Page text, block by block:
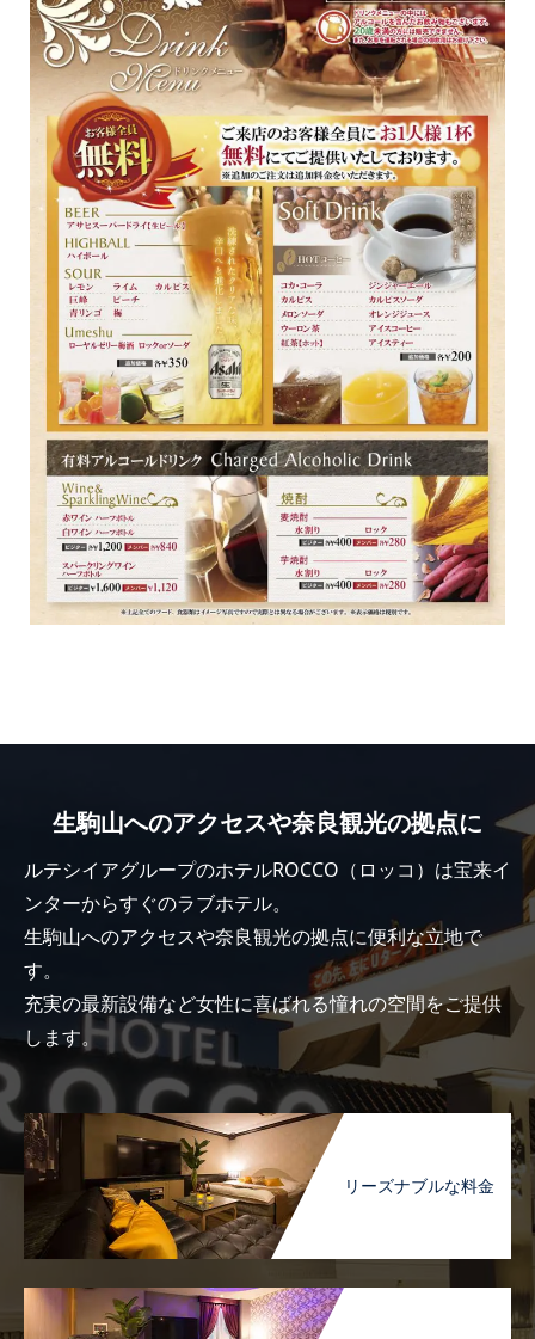
生駒山へのアクセスや奈良観光の拠点に
ルテシイアグループのホテルROCCO（ロッコ）は宝来イ
ンターからすぐのラブホテル。
生駒山へのアクセスや奈良観光の拠点に便利な立地で
す。
充実の最新設備など女性に喜ばれる憧れの空間をご提供
します。
リーズナブルな料金